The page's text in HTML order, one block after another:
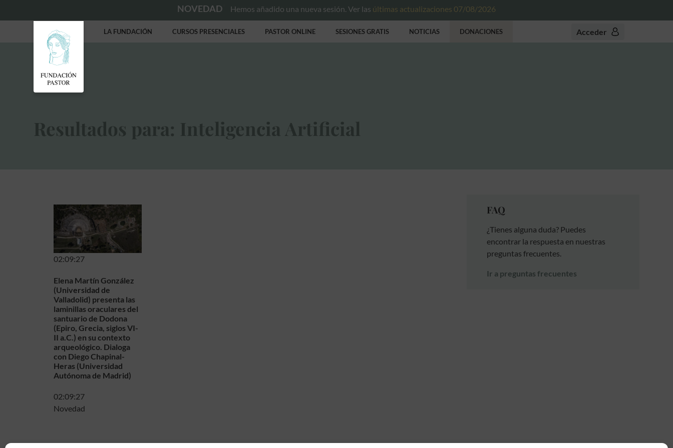
NOVEDAD Hemos añadido una nueva sesión. Ver las últimas actualizaciones 07/08/2026
LA FUNDACIÓN CURSOS PRESENCIALES PASTOR ONLINE SESIONES GRATIS NOTICIAS DONACIONES Acceder
Resultados para: Inteligencia Artificial
02:09:27
Elena Martín González
(Universidad de
Valladolid) presenta las
laminillas oraculares del
santuario de Dodona
(Epiro, Grecia, siglos VI-
II a.C.) en su contexto
arqueológico. Dialoga
con Diego Chapinal-
Heras (Universidad
Autónoma de Madrid)
02:09:27
Novedad
FAQ
¿Tienes alguna duda? Puedes
encontrar la respuesta en nuestras
preguntas frecuentes.
Ir a preguntas frecuentes